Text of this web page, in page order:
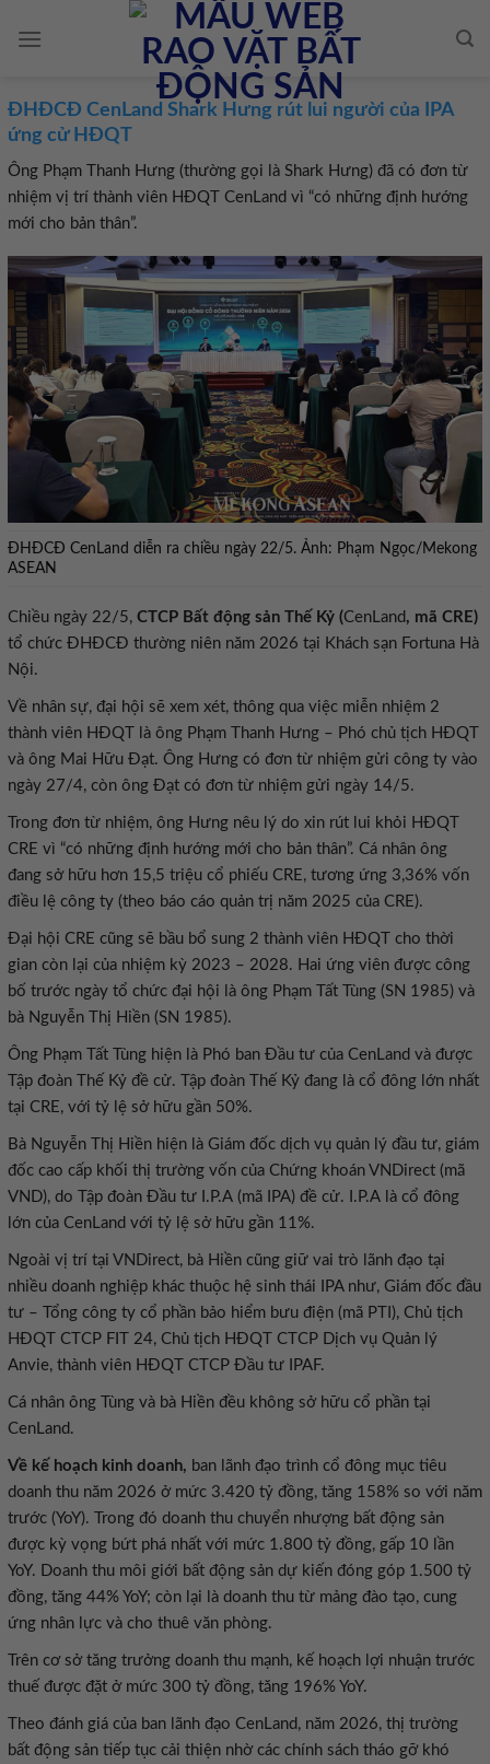
ĐHĐCĐ CenLand Shark Hưng rút lui người của IPA
ứng cử HĐQT
Ông Phạm Thanh Hưng (thường gọi là Shark Hưng) đã có đơn từ
nhiệm vị trí thành viên HĐQT CenLand vì “có những định hướng
mới cho bản thân”.
ĐHĐCĐ CenLand diễn ra chiều ngày 22/5. Ảnh: Phạm Ngọc/Mekong
ASEAN
Chiều ngày 22/5, CTCP Bất động sản Thế Kỷ (CenLand , mã CRE)
tổ chức ĐHĐCĐ thường niên năm 2026 tại Khách sạn Fortuna Hà
Nội.
Về nhân sự, đại hội sẽ xem xét, thông qua việc miễn nhiệm 2
thành viên HĐQT là ông Phạm Thanh Hưng – Phó chủ tịch HĐQT
và ông Mai Hữu Đạt. Ông Hưng có đơn từ nhiệm gửi công ty vào
ngày 27/4, còn ông Đạt có đơn từ nhiệm gửi ngày 14/5.
Trong đơn từ nhiệm, ông Hưng nêu lý do xin rút lui khỏi HĐQT
CRE vì “có những định hướng mới cho bản thân”. Cá nhân ông
đang sở hữu hơn 15,5 triệu cổ phiếu CRE, tương ứng 3,36% vốn
điều lệ công ty (theo báo cáo quản trị năm 2025 của CRE).
Đại hội CRE cũng sẽ bầu bổ sung 2 thành viên HĐQT cho thời
gian còn lại của nhiệm kỳ 2023 – 2028. Hai ứng viên được công
bố trước ngày tổ chức đại hội là ông Phạm Tất Tùng (SN 1985) và
bà Nguyễn Thị Hiền (SN 1985).
Ông Phạm Tất Tùng hiện là Phó ban Đầu tư của CenLand và được
Tập đoàn Thế Kỷ đề cử. Tập đoàn Thế Kỷ đang là cổ đông lớn nhất
tại CRE, với tỷ lệ sở hữu gần 50%.
Bà Nguyễn Thị Hiền hiện là Giám đốc dịch vụ quản lý đầu tư, giám
đốc cao cấp khối thị trường vốn của Chứng khoán VNDirect (mã
VND), do Tập đoàn Đầu tư I.Р.А (mã IPA) đề cử. I.Р.А là cổ đông
lớn của CenLand với tỷ lệ sở hữu gần 11%.
Ngoài vị trí tại VNDirect, bà Hiền cũng giữ vai trò lãnh đạo tại
nhiều doanh nghiệp khác thuộc hệ sinh thái IPA như, Giám đốc đầu
tư – Tổng công ty cổ phần bảo hiểm bưu điện (mã PTI), Chủ tịch
HĐQT CTCP FIT 24, Chủ tịch HĐQT CTCP Dịch vụ Quản lý
Anvie, thành viên HĐQT CTCP Đầu tư IPAF.
Cá nhân ông Tùng và bà Hiền đều không sở hữu cổ phần tại
CenLand.
Về kế hoạch kinh doanh, ban lãnh đạo trình cổ đông mục tiêu
doanh thu năm 2026 ở mức 3.420 tỷ đồng, tăng 158% so với năm
trước (YoY). Trong đó doanh thu chuyển nhượng bất động sản
được kỳ vọng bứt phá nhất với mức 1.800 tỷ đồng, gấp 10 lần
YoY. Doanh thu môi giới bất động sản dự kiến đóng góp 1.500 tỷ
đồng, tăng 44% YoY; còn lại là doanh thu từ mảng đào tạo, cung
ứng nhân lực và cho thuê văn phòng.
Trên cơ sở tăng trưởng doanh thu mạnh, kế hoạch lợi nhuận trước
thuế được đặt ở mức 300 tỷ đồng, tăng 196% YoY.
Theo đánh giá của ban lãnh đạo CenLand, năm 2026, thị trường
bất động sản tiếp tục cải thiện nhờ các chính sách tháo gỡ khó